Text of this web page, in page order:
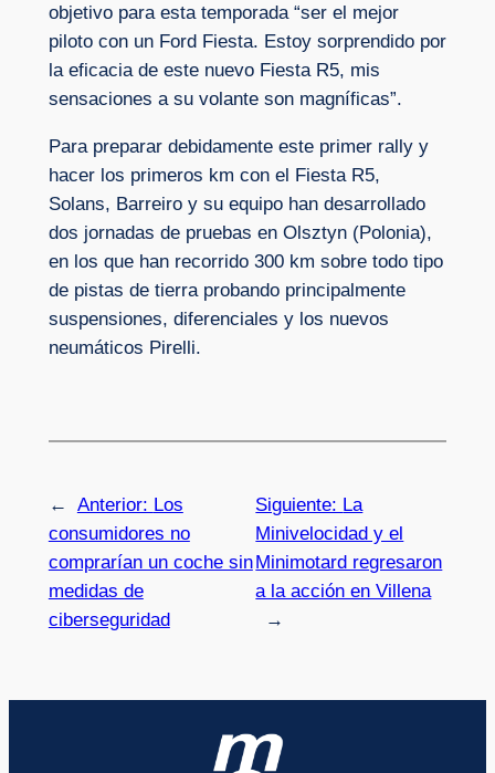
objetivo para esta temporada “ser el mejor
piloto con un Ford Fiesta. Estoy sorprendido por
la eficacia de este nuevo Fiesta R5, mis
sensaciones a su volante son magníficas”.
Para preparar debidamente este primer rally y
hacer los primeros km con el Fiesta R5,
Solans, Barreiro y su equipo han desarrollado
dos jornadas de pruebas en Olsztyn (Polonia),
en los que han recorrido 300 km sobre todo tipo
de pistas de tierra probando principalmente
suspensiones, diferenciales y los nuevos
neumáticos Pirelli.
← Anterior: Los
consumidores no
comprarían un coche sin
medidas de
ciberseguridad
Siguiente: La
Minivelocidad y el
Minimotard regresaron
a la acción en Villena
→